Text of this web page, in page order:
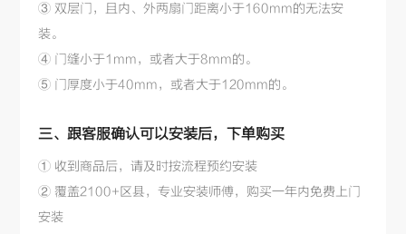
③ 双层门，且内、外两扇门距离小于160mm的无法安
装。
④ 门缝小于1mm，或者大于8mm的。
⑤ 门厚度小于40mm，或者大于120mm的。
三、跟客服确认可以安装后，下单购买
① 收到商品后，请及时按流程预约安装
② 覆盖2100+区县，专业安装师傅，购买一年内免费上门
安装